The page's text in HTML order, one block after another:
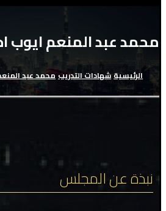
محمد عبد المنعم ايوب
الرئيسيةشهادات التدريبمحمد عبد
نبذة عن المجلس